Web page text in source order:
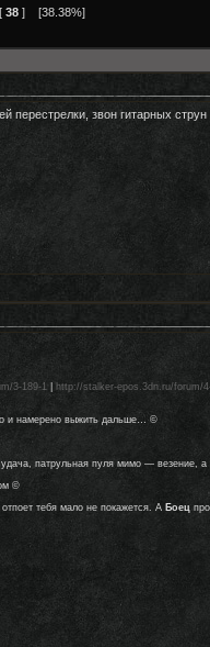
[ 38]
[38.38%]
перестрелки, звон гитарных
3-189-1 http://stalker-epos.3dn.ru/forum/
и намерено выжить дальше… ©
патрульная пуля мимо — везение,
©
отпоет тебя мало не покажется. А Боец